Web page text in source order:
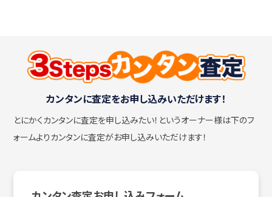
カンタンに査定をお申し込みいただけます！
とにかくカンタンに査定を申し込みたい！ というオーナー様は下のフ
ォームよりカンタンに査定がお申し込みいただけます！